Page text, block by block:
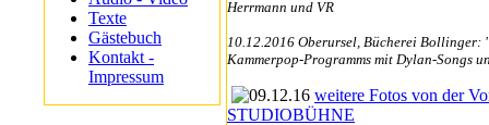
Texte
Gästebuch
Kontakt -
Impressum
Herrmann und VR
10.12.2016 Oberursel, Bücherei Bollinger:
Kammerpop-Programms mit Dylan-Songs
weitere Fotos von der
STUDIOBÜHNE